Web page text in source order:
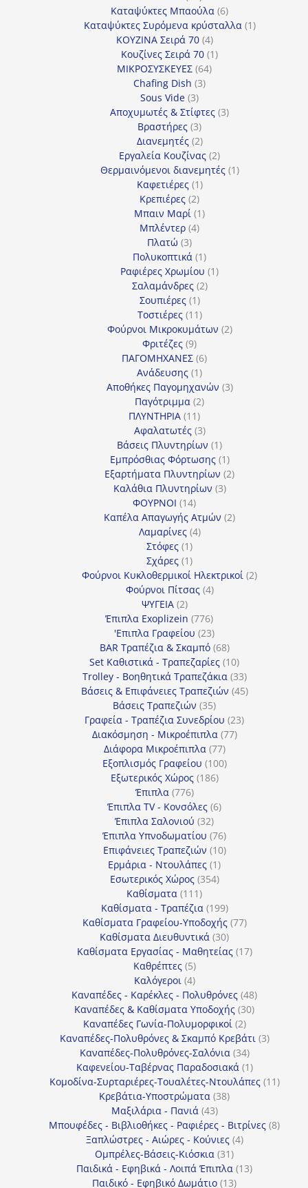
προϊόντα
Καταψύκτες Μπαούλα 66
προϊόντα
Καταψύκτες Συρόμενα κρύσταλλα 11
ΚΟΥΖΙΝΑ Σειρά 70 44
προϊόντα
Κουζίνες Σειρά 70 11
ΜΙΚΡΟΣΥΣΚΕΥΕΣ 6464
Chafing Dish 33
Sous Vide 33
προϊόντα
Αποχυμωτές & Στίφτες 33
Βραστήρες 33
προϊόντα
Διανεμητές 22
προϊόντα
Εργαλεία Κουζίνας 22
προϊόντα
Θερμαινόμενοι διανεμητές 11
Καφετιέρες 11
προϊόν
Κρεπιέρες 22
προϊόντα
Μπαιν Μαρί 11
Μπλέντερ 44
Πλατώ 33
προϊόντα
Πολυκοπτικά 11
προϊόν
Ραφιέρες Χρωμίου 11
Σαλαμάνδρες 22
Σουπιέρες 11
προϊόν
Τοστιέρες 1111
προϊόντα
Φούρνοι Μικροκυμάτων 22
Φριτέζες 99
προϊόντα
ΠΑΓΟΜΗΧΑΝΕΣ 66
Ανάδευσης 11
προϊόν
Αποθήκες Παγομηχανών 33
Παγότριμμα 22
ΠΛΥΝΤΗΡΙΑ 1111
προϊόντα
Αφαλατωτές 33
προϊόντα
Βάσεις Πλυντηρίων 11
προϊόν
Εμπρόσθιας Φόρτωσης 11
προϊόν
Εξαρτήματα Πλυντηρίων 22
Καλάθια Πλυντηρίων 33
ΦΟΥΡΝΟΙ 1414
προϊόντα
Καπέλα Απαγωγής Ατμών 22
Λαμαρίνες 44
Στόφες 11
προϊόν
Σχάρες 11
προϊόν
Φούρνοι Κυκλοθερμικοί Ηλεκτρικοί 22
Φούρνοι Πίτσας 44
ΨΥΓΕΙΑ 22
προϊόντα
Έπιπλα Exoplizein 776776
προϊόντα
'Επιπλα Γραφείου 2323
προϊόντα
BAR Τραπέζια & Σκαμπό 6868
προϊόντα
Set Καθιστικά - Τραπεζαρίες 1010
προϊόντα
Trolley - Βοηθητικά Τραπεζάκια 3333
προϊόντα
Βάσεις & Επιφάνειες Τραπεζιών 4545
Βάσεις Τραπεζιών 3535
προϊόντα
Γραφεία - Τραπέζια Συνεδρίου 2323
Διακόσμηση - Μικροέπιπλα 7777
Διάφορα Μικροέπιπλα 7777
προϊόντα
Εξοπλισμός Γραφείου 100100
Εξωτερικός Χώρος 186186
Έπιπλα 776776
προϊόντα
Έπιπλα TV - Κονσόλες 66
Έπιπλα Σαλονιού 3232
προϊόντα
Έπιπλα Υπνοδωματίου 7676
προϊόντα
Επιφάνειες Τραπεζιών 1010
Ερμάρια - Ντουλάπες 11
προϊόν
Εσωτερικός Χώρος 354354
Καθίσματα 111111
προϊόντα
Καθίσματα - Τραπέζια 199199
προϊόντα
Καθίσματα Γραφείου-Υποδοχής 7777
Καθίσματα Διευθυντικά 3030
προϊόντα
Καθίσματα Εργασίας - Μαθητείας 1717
Καθρέπτες 55
προϊόντα
Καλόγεροι 44
προϊόντα
Καναπέδες - Καρέκλες - Πολυθρόνες 4848
προϊόντα
Καναπέδες & Καθίσματα Υποδοχής 3030
Καναπέδες Γωνία-Πολυμορφικοί 22
προϊόντα
Καναπέδες-Πολυθρόνες & Σκαμπό Κρεβάτι 33
Καναπέδες-Πολυθρόνες-Σαλόνια 3434
προϊόντα
Καφενείου-Ταβέρνας Παραδοσιακά 11
προϊόν
Κομοδίνα-Συρταριέρες-Τουαλέτες-Ντουλάπες 1111
Κρεβάτια-Υποστρώματα 3838
Μαξιλάρια - Πανιά 4343
προϊόντα
Μπουφέδες - Βιβλιοθήκες - Ραφιέρες - Βιτρίνες 88
Ξαπλώστρες - Αιώρες - Κούνιες 44
Ομπρέλες-Βάσεις-Κιόσκια 3131
προϊόντα
Παιδικά - Εφηβικά - Λοιπά Έπιπλα 1313
Παιδικό - Εφηβικό Δωμάτιο 1313